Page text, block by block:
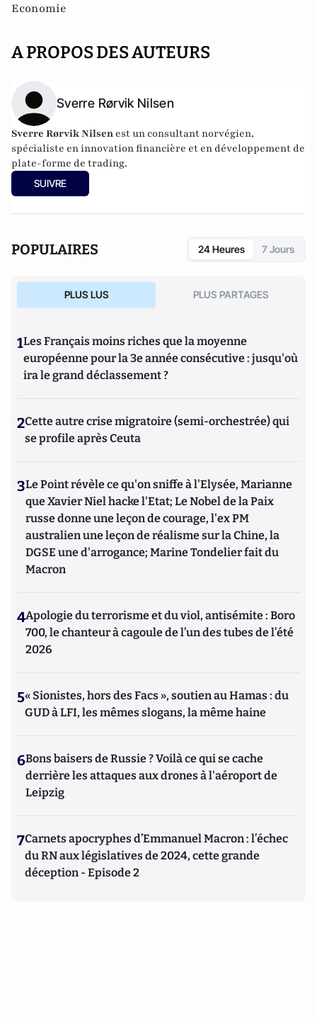
Economie
A PROPOS DES AUTEURS
Sverre Rørvik Nilsen
Sverre Rørvik Nilsen est un consultant norvégien,
spécialiste en innovation financière et en développement de
plate-forme de trading.
SUIVRE
POPULAIRES 24 Heures 7 Jours
PLUS LUS PLUS PARTAGES
1Les Français moins riches que la moyenne
européenne pour la 3e année consécutive : jusqu'où
ira le grand déclassement ?
2Cette autre crise migratoire (semi-orchestrée) qui
se profile après Ceuta
3Le Point révèle ce qu'on sniffe à l'Elysée, Marianne
que Xavier Niel hacke l'Etat; Le Nobel de la Paix
russe donne une leçon de courage, l'ex PM
australien une leçon de réalisme sur la Chine, la
DGSE une d'arrogance; Marine Tondelier fait du
Macron
4Apologie du terrorisme et du viol, antisémite : Boro
700, le chanteur à cagoule de l’un des tubes de l’été
2026
5« Sionistes, hors des Facs », soutien au Hamas : du
GUD à LFI, les mêmes slogans, la même haine
6Bons baisers de Russie ? Voilà ce qui se cache
derrière les attaques aux drones à l'aéroport de
Leipzig
7Carnets apocryphes d’Emmanuel Macron : l’échec
du RN aux législatives de 2024, cette grande
déception - Episode 2